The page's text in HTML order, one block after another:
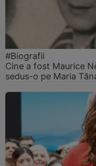
#Biografii
Cine a fost Maurice
sedus-o pe Maria